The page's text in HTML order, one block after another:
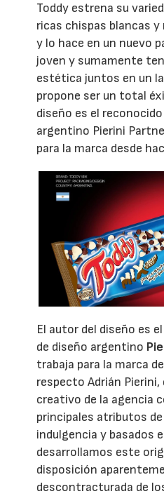
Toddy estrena su
ricas chispas blancas
y lo hace en un nuevo
joven y sumamente
estética juntos en un
propone ser un total
diseño es el
argentino Pierini
para la marca desde
El autor del diseño es
de diseño argentino
trabaja para la marca
respecto Adrián
creativo de la agencia
principales atributos
indulgencia y basados
desarrollamos este
disposición
descontracturada de